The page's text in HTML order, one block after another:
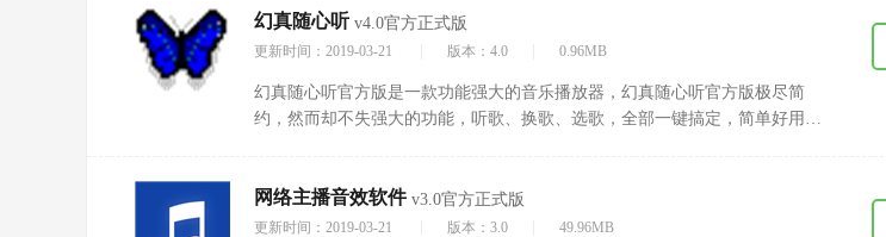
幻真随心听 v4.0官方正式版
更新时间：2019-03-21 版本：4.0 0.96MB
幻真随心听官方版是一款功能强大的音乐播放器，幻真随心听官方版极尽简
约，然而却不失强大的功能，听歌、换歌、选歌，全部一键搞定，简单好用，
网络主播音效软件 v3.0官方正式版
更新时间：2019-03-21 版本：3.0 49.96MB